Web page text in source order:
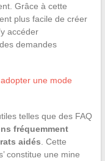
Grâce à cette
plus facile de créer
accéder
demandes
une mode
telles que des FAQ
fréquemment
aidés . Cette
constitue une mine